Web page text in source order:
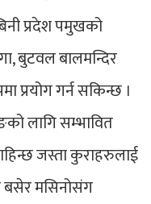
प्रदेश पमुखको
बुटवल बालमन्दिर
प्रयोग गर्न सकिन्छ ।
लागि सम्भावित
जस्ता कुराहरुलाई
बसेर मसिनोसंग